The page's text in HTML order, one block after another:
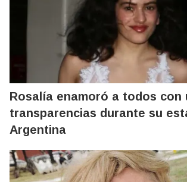
Rosalía enamoró a todos con
transparencias durante su
Argentina